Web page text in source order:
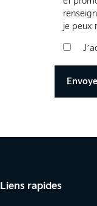
je peux
Liens rapides